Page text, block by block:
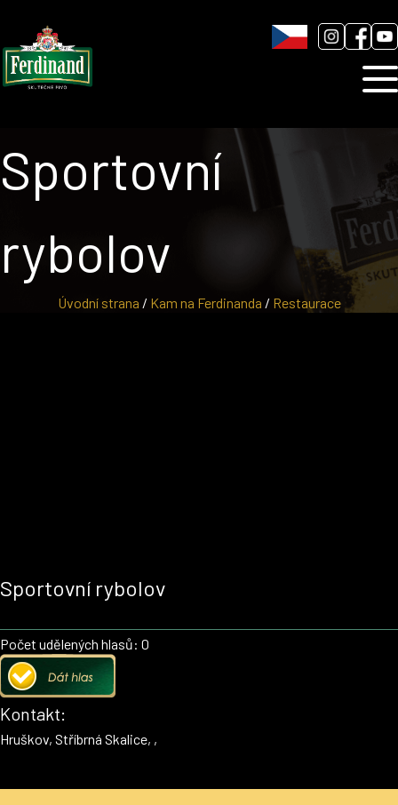
Blog
Úvodní strana / Kam na Ferdinanda / Restaurace
Sportovní
rybolov
Sportovní rybolov
Počet udělených hlasů: 0
Kontakt:
Hruškov, Stříbrná Skalice, ,